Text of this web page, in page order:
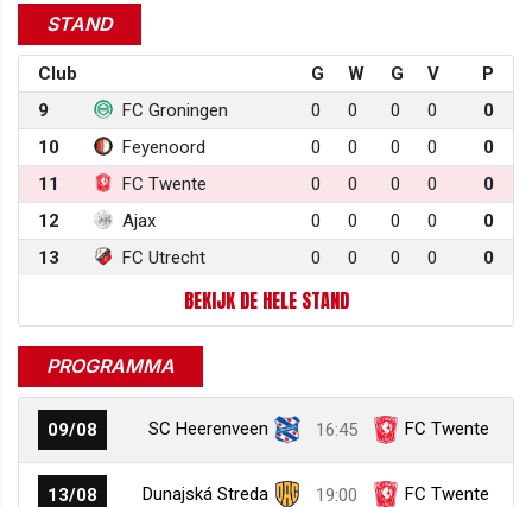
STAND
Club G W G V
P
9
FC Groningen 0 0 0 0
0
10
Feyenoord 0 0 0 0
0
11
FC Twente 0 0 0 0
0
12
Ajax 0 0 0 0
0
13
FC Utrecht 0 0 0 0 0
BEKIJK DE HELE STAND
PROGRAMMA
09/08 SC Heerenveen 16:45 FC Twente
13/08 Dunajská Streda 19:00 FC Twente